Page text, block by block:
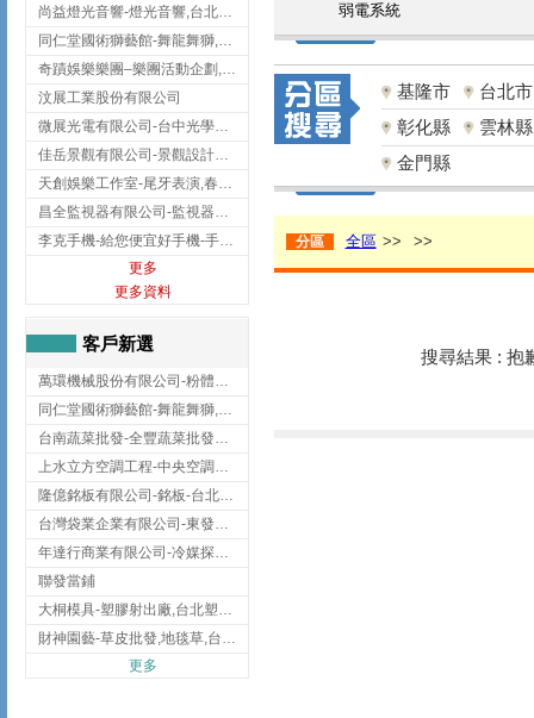
尚益燈光音響-燈光音響,台北燈光音響,台北燈光音響出租
同仁堂國術獅藝館-舞龍舞獅,台中舞龍舞獅
奇蹟娛樂樂團–樂團活動企劃,台中樂團表演,台中婚禮樂團
汶展工業股份有限公司
微展光電有限公司-台中光學鍍膜,optical filter taiwan,台灣光學鍍膜
佳岳景觀有限公司-景觀設計公司,台北景觀設計,台北景觀工程,中山區景觀設計
天創娛樂工作室-尾牙表演,春酒表演,板橋尾牙表演
昌全監視器有限公司-監視器安裝,高雄監視器安裝,鳳山區監視器安裝
李克手機-給您便宜好手機-手機收購,屏東手機收購
更多
更多資料
客戶新選
萬環機械股份有限公司-粉體塗裝設備,輸送機,輸送機設備,台南輸送機
同仁堂國術獅藝館-舞龍舞獅,台中舞龍舞獅
台南蔬菜批發-全豐蔬菜批發專送/台南蔬菜箱宅配到府
上水立方空調工程-中央空調規劃,台北中央空調規劃
隆億銘板有限公司-銘板-台北銘板-板橋銘板
台灣袋業企業有限公司-東發企業社/台中太空袋/太空包
年達行商業有限公司-冷媒探漏儀,壓力錶組,真空泵浦,台北冷凍空調材料
聯發當鋪
大桐模具-塑膠射出廠,台北塑膠射出廠
財神園藝-草皮批發,地毯草,台北草,彰化地毯草,彰化台北草
更多
弱電系統
基隆市
台北市
彰化縣
雲林縣
金門縣
分區 全區 >> >>
搜尋結果 : 抱